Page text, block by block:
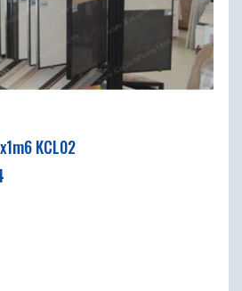
KCL02